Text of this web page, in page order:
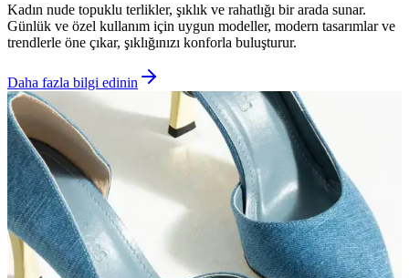
Kadın nude topuklu terlikler, şıklık ve rahatlığı bir arada sunar.
Günlük ve özel kullanım için uygun modeller, modern tasarımlar ve
trendlerle öne çıkar, şıklığınızı konforla buluşturur.
Daha fazla bilgi edinin